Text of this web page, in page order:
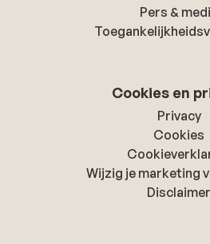
Pers &
Cookies en
Privacy
Cookies
Wijzig je marketing
Disclaimer